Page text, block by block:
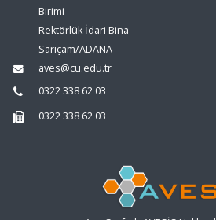
Birimi
Rektörlük İdari Bina
Sarıçam/ADANA
aves@cu.edu.tr
0322 338 62 03
0322 338 62 03